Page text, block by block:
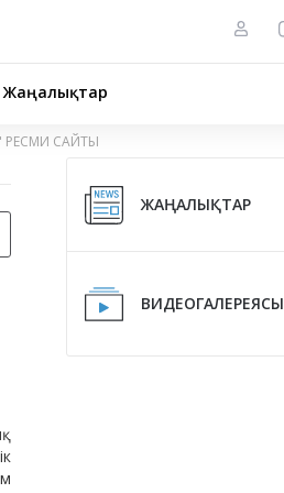
Жаңалықтар
РЕСМИ САЙТЫ
ЖАҢАЛЫҚТАР
ВИДЕОГАЛЕРЕЯСЫ